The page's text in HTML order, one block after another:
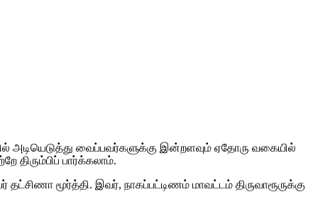
அடியெடுத்து வைப்பவர்களுக்கு இன்றளவும் ஏதோரு வகையில்
திரும்பிப் பார்க்கலாம்.
மூர்த்தி. இவர், நாகப்பட்டிணம் மாவட்டம் திருவாரூருக்கு